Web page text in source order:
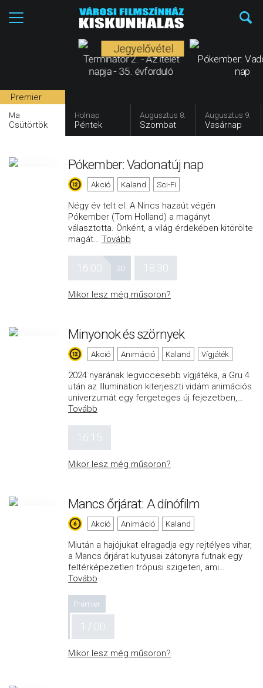
Terminátor 2. - Az ítélet
napja - 35. évforduló
Jegyelővétel
Pókember:
nap
Premier
Ma
Csütörtök
Holnap
Péntek
Augusztus 8.
Szombat
Augusztus 9.
Vasárnap
Pókember: Vadonatúj nap
Akció Kaland Sci-Fi
Négy év telt el. A Nincs hazaút végén
Pókember (Tom Holland) a magányt
választotta. Önként, a világ érdekében kitörölte
magát… Tovább
16:00 3D 18:30
Mikor lesz még műsoron?
Minyonok és szörnyek
Akció Animáció Kaland Vígjáték
2024 nyarának legviccesebb vígjátéka, a Gru 4
után az Illumination kiterjeszti vidám animációs
univerzumát egy fergeteges új fejezetben,…
Tovább
16:15
Mikor lesz még műsoron?
Mancs őrjárat: A dínófilm
Akció Animáció Kaland
Miután a hajójukat elragadja egy rejtélyes vihar,
a Mancs őrjárat kutyusai zátonyra futnak egy
feltérképezetlen trópusi szigeten, ami…
Tovább
Premier
17:00
Mikor lesz még műsoron?